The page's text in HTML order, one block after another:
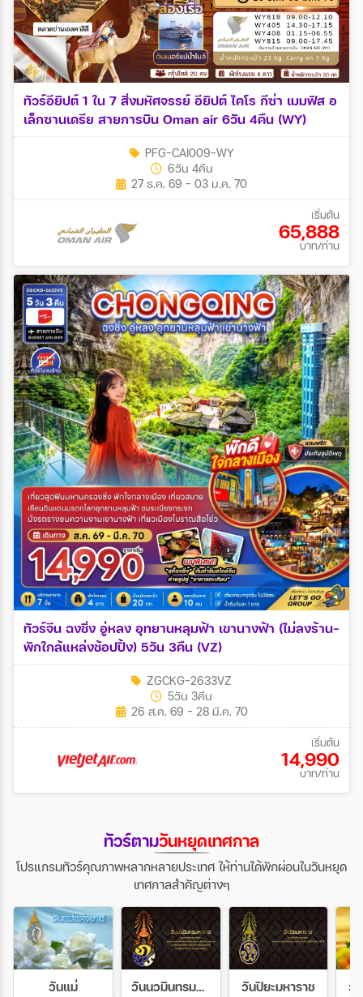
ทัวร์อียิปต์ 1 ใน 7 สิ่งมหัศจรรย์ อียิปต์ ไคโร กีซ่า เมมฟิส อ
เล็กซานเดรีย สายการบิน Oman air 6วัน 4คืน (WY)
PFG-CAI009-WY
6วัน 4คืน
27 ธ.ค. 69 - 03 ม.ค. 70
เริ่มต้น
65,888
บาท/ท่าน
ทัวร์จีน ฉงชิ่ง อู่หลง อุทยานหลุมฟ้า เขานางฟ้า (ไม่ลงร้าน-
พักใกล้แหล่งช้อปปิ้ง) 5วัน 3คืน (VZ)
ZGCKG-2633VZ
5วัน 3คืน
26 ส.ค. 69 - 28 มี.ค. 70
เริ่มต้น
14,990
บาท/ท่าน
ทัวร์ตามวันหยุดเทศกาล
โปรแกรมทัวร์คุณภาพหลากหลายประเทศ ให้ท่านได้พักผ่อนในวันหยุด
เทศกาลสำคัญต่างๆ
วันแม่ วันนวมินทรมหาราช วันปิยะมหาราช วั